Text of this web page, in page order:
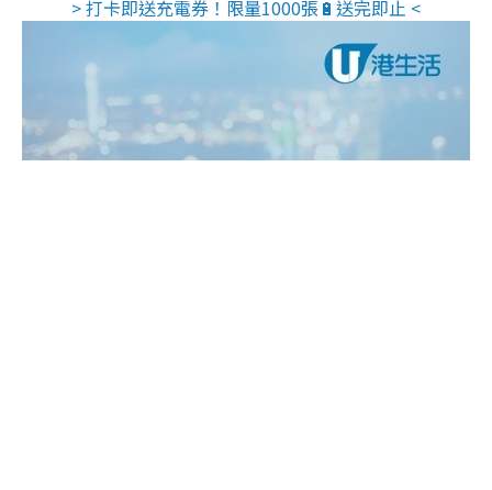
> 打卡即送充電券！限量1000張🔋送完即止 <